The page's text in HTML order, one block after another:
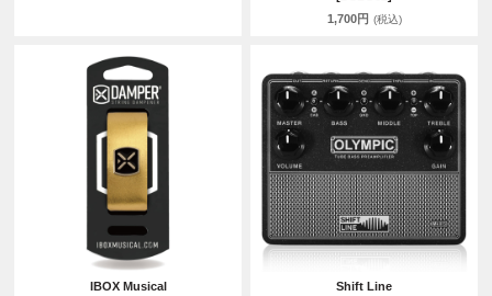
1,700円 (税込)
IBOX Musical
Shift Line